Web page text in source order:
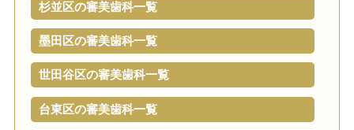
杉並区の審美歯科一覧
墨田区の審美歯科一覧
世田谷区の審美歯科一覧
台東区の審美歯科一覧